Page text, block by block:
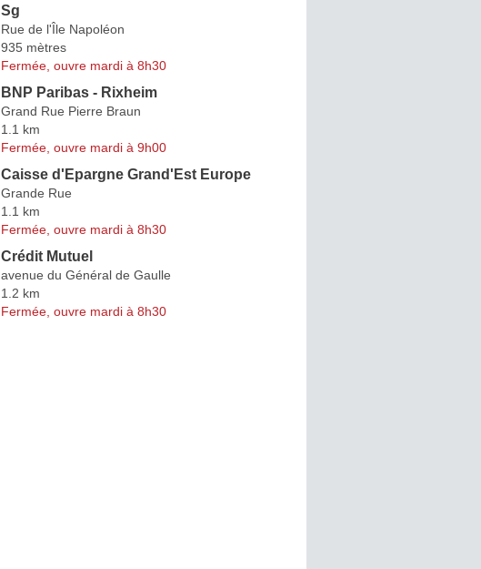
Sg
Rue de l'Île Napoléon
935 mètres
Fermée, ouvre mardi à 8h30
BNP Paribas - Rixheim
Grand Rue Pierre Braun
1.1 km
Fermée, ouvre mardi à 9h00
Caisse d'Epargne Grand'Est Europe
Grande Rue
1.1 km
Fermée, ouvre mardi à 8h30
Crédit Mutuel
avenue du Général de Gaulle
1.2 km
Fermée, ouvre mardi à 8h30